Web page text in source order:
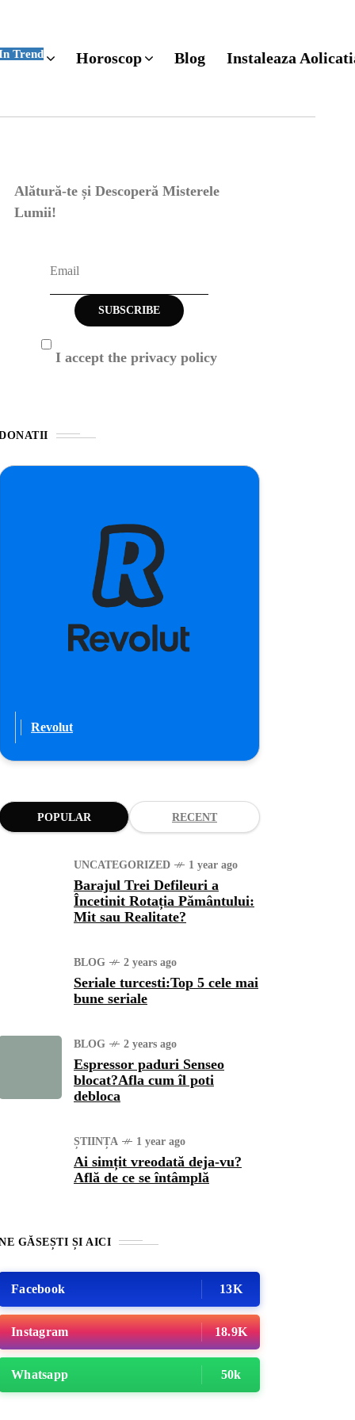
Trend Horoscop Blog Instaleaza
Alătură-te și Descoperă Misterele
Lumii!
I accept the privacy policy
Revolut
POPULAR RECENT
UNCATEGORIZED 1 year ago
Barajul Trei Defileuri a
Încetinit Rotația Pământului:
Mit sau Realitate?
BLOG 2 years ago
Seriale turcesti:Top 5 cele mai
bune seriale
BLOG 2 years ago
Espressor paduri Senseo
blocat?Afla cum îl poti
debloca
ȘTIINȚA 1 year ago
Ai simțit vreodată deja-vu?
Află de ce se întâmplă
GĂSEȘTI ȘI AICI
Facebook 13K
Instagram 18.9K
Whatsapp 50k